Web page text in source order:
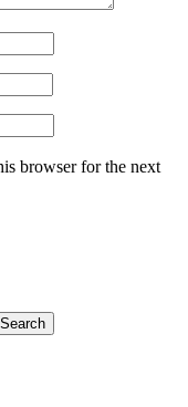
browser for the next